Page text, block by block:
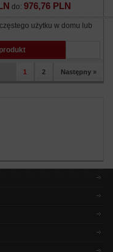
do: 976,76 PLN
użytku w domu lub
1 2 Następny »